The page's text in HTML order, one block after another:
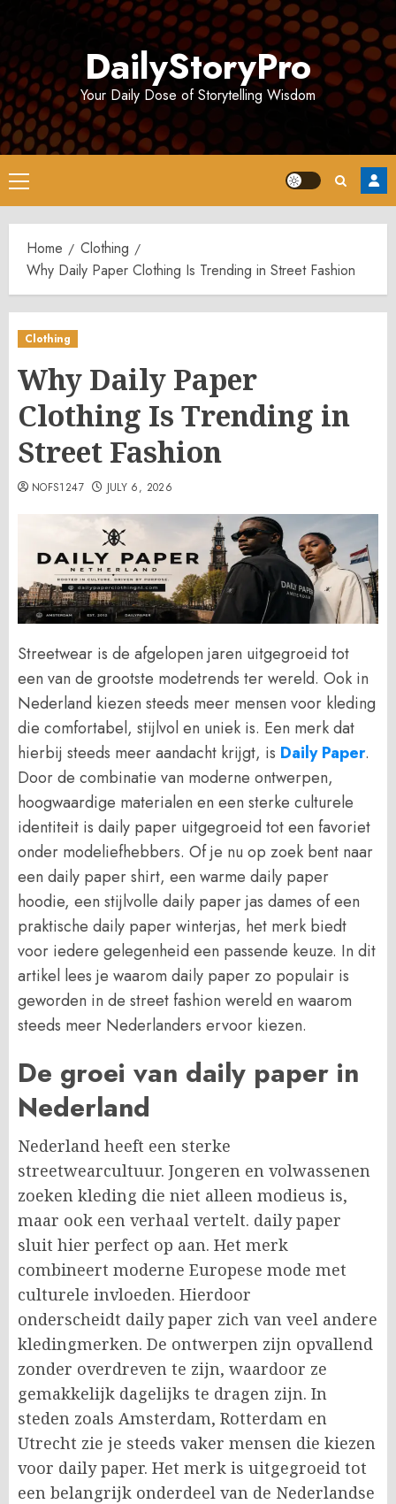
DailyStoryPro
Your Daily Dose of Storytelling Wisdom
Primary
Menu
Home
Clothing
Why Daily Paper Clothing Is Trending in Street Fashion
Clothing
Why Daily Paper
Clothing Is Trending in
Street Fashion
NOFS1247 JULY 6, 2026
Streetwear is de afgelopen jaren uitgegroeid tot
een van de grootste modetrends ter wereld. Ook in
Nederland kiezen steeds meer mensen voor kleding
die comfortabel, stijlvol en uniek is. Een merk dat
hierbij steeds meer aandacht krijgt, is Daily Paper.
Door de combinatie van moderne ontwerpen,
hoogwaardige materialen en een sterke culturele
identiteit is daily paper uitgegroeid tot een favoriet
onder modeliefhebbers. Of je nu op zoek bent naar
een daily paper shirt, een warme daily paper
hoodie, een stijlvolle daily paper jas dames of een
praktische daily paper winterjas, het merk biedt
voor iedere gelegenheid een passende keuze. In dit
artikel lees je waarom daily paper zo populair is
geworden in de street fashion wereld en waarom
steeds meer Nederlanders ervoor kiezen.
De groei van daily paper in
Nederland
Nederland heeft een sterke
streetwearcultuur. Jongeren en volwassenen
zoeken kleding die niet alleen modieus is,
maar ook een verhaal vertelt. daily paper
sluit hier perfect op aan. Het merk
combineert moderne Europese mode met
culturele invloeden. Hierdoor
onderscheidt daily paper zich van veel andere
kledingmerken. De ontwerpen zijn opvallend
zonder overdreven te zijn, waardoor ze
gemakkelijk dagelijks te dragen zijn. In
steden zoals Amsterdam, Rotterdam en
Utrecht zie je steeds vaker mensen die kiezen
voor daily paper. Het merk is uitgegroeid tot
een belangrijk onderdeel van de Nederlandse